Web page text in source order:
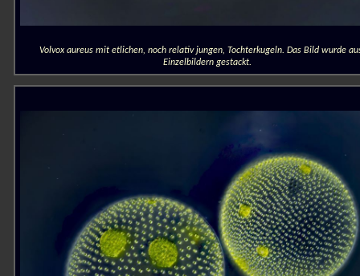
Volvox aureus mit etlichen, noch relativ jungen, Tochterkugeln. Das Bild wurde
Einzelbildern gestackt.